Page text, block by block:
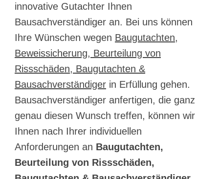
innovative Gutachter Ihnen
Bausachverständiger an. Bei uns können
Ihre Wünschen wegen Baugutachten,
Beweissicherung, Beurteilung von
Rissschäden, Baugutachten &
Bausachverständiger in Erfüllung gehen.
Bausachverständiger anfertigen, die ganz
genau diesen Wunsch treffen, können wir
Ihnen nach Ihrer individuellen
Anforderungen an Baugutachten,
Beurteilung von Rissschäden,